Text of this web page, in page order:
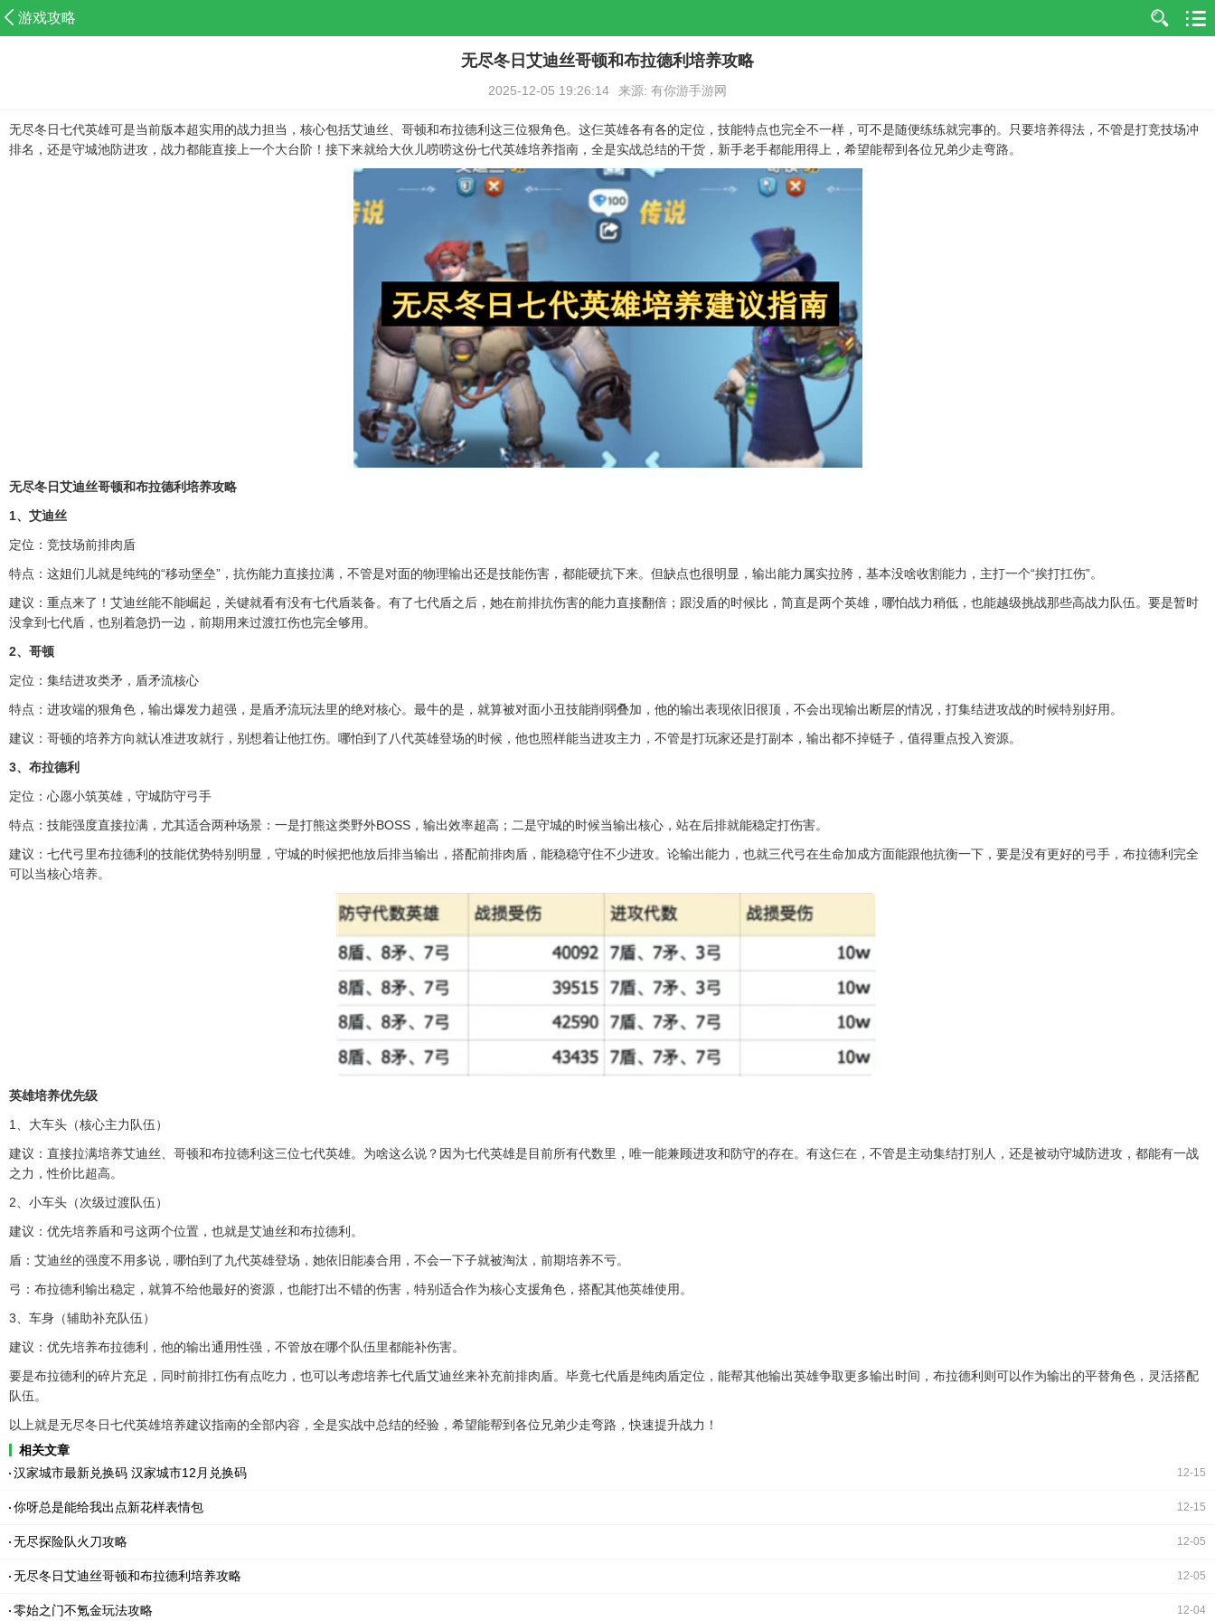
游戏攻略
无尽冬日艾迪丝哥顿和布拉德利培养攻略
2025-12-05 19:26:14 来源: 有你游手游网
无尽冬日七代英雄可是当前版本超实用的战力担当，核心包括艾迪丝、哥顿和布拉德利这三位狠角色。这仨英雄各有各的定位，技能特点也完全不一样，可不是随便练练就完事的。只要培养得法，不管是打竞技场冲
排名，还是守城池防进攻，战力都能直接上一个大台阶！接下来就给大伙儿唠唠这份七代英雄培养指南，全是实战总结的干货，新手老手都能用得上，希望能帮到各位兄弟少走弯路。
无尽冬日艾迪丝哥顿和布拉德利培养攻略
1、艾迪丝
定位：竞技场前排肉盾
特点：这姐们儿就是纯纯的“移动堡垒”，抗伤能力直接拉满，不管是对面的物理输出还是技能伤害，都能硬抗下来。但缺点也很明显，输出能力属实拉胯，基本没啥收割能力，主打一个“挨打扛伤”。
建议：重点来了！艾迪丝能不能崛起，关键就看有没有七代盾装备。有了七代盾之后，她在前排抗伤害的能力直接翻倍；跟没盾的时候比，简直是两个英雄，哪怕战力稍低，也能越级挑战那些高战力队伍。要是暂时
没拿到七代盾，也别着急扔一边，前期用来过渡扛伤也完全够用。
2、哥顿
定位：集结进攻类矛，盾矛流核心
特点：进攻端的狠角色，输出爆发力超强，是盾矛流玩法里的绝对核心。最牛的是，就算被对面小丑技能削弱叠加，他的输出表现依旧很顶，不会出现输出断层的情况，打集结进攻战的时候特别好用。
建议：哥顿的培养方向就认准进攻就行，别想着让他扛伤。哪怕到了八代英雄登场的时候，他也照样能当进攻主力，不管是打玩家还是打副本，输出都不掉链子，值得重点投入资源。
3、布拉德利
定位：心愿小筑英雄，守城防守弓手
特点：技能强度直接拉满，尤其适合两种场景：一是打熊这类野外BOSS，输出效率超高；二是守城的时候当输出核心，站在后排就能稳定打伤害。
建议：七代弓里布拉德利的技能优势特别明显，守城的时候把他放后排当输出，搭配前排肉盾，能稳稳守住不少进攻。论输出能力，也就三代弓在生命加成方面能跟他抗衡一下，要是没有更好的弓手，布拉德利完全
可以当核心培养。
英雄培养优先级
1、大车头（核心主力队伍）
建议：直接拉满培养艾迪丝、哥顿和布拉德利这三位七代英雄。为啥这么说？因为七代英雄是目前所有代数里，唯一能兼顾进攻和防守的存在。有这仨在，不管是主动集结打别人，还是被动守城防进攻，都能有一战
之力，性价比超高。
2、小车头（次级过渡队伍）
建议：优先培养盾和弓这两个位置，也就是艾迪丝和布拉德利。
盾：艾迪丝的强度不用多说，哪怕到了九代英雄登场，她依旧能凑合用，不会一下子就被淘汰，前期培养不亏。
弓：布拉德利输出稳定，就算不给他最好的资源，也能打出不错的伤害，特别适合作为核心支援角色，搭配其他英雄使用。
3、车身（辅助补充队伍）
建议：优先培养布拉德利，他的输出通用性强，不管放在哪个队伍里都能补伤害。
要是布拉德利的碎片充足，同时前排扛伤有点吃力，也可以考虑培养七代盾艾迪丝来补充前排肉盾。毕竟七代盾是纯肉盾定位，能帮其他输出英雄争取更多输出时间，布拉德利则可以作为输出的平替角色，灵活搭配
队伍。
以上就是无尽冬日七代英雄培养建议指南的全部内容，全是实战中总结的经验，希望能帮到各位兄弟少走弯路，快速提升战力！
相关文章
12-15
汉家城市最新兑换码 汉家城市12月兑换码
12-15
你呀总是能给我出点新花样表情包
12-05
无尽探险队火刀攻略
12-05
无尽冬日艾迪丝哥顿和布拉德利培养攻略
12-04
零始之门不氪金玩法攻略